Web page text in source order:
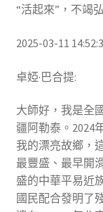
“活起來”，不竭
2025-03-11
卓婭·巴合提:
大師好，我是全
疆阿勒泰。2024
我的漂亮故鄉，
最豐盛、最早開
盛的中華平易近
國民配合發明了